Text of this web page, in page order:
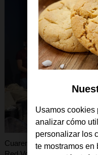
Cuarenta empresas y
Usamos cookies
analizar cómo
personalizar los
te mostramos en